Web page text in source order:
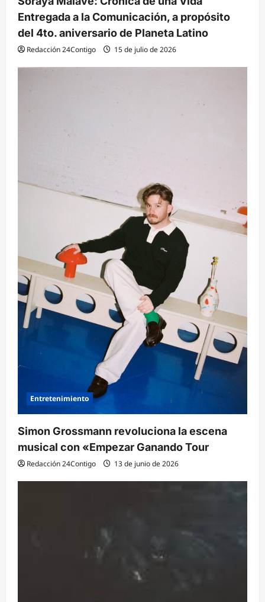
s
Entregada a la Comunicación, a propósito
del 4to. aniversario de Planeta Latino
Redacción 24Contigo 15 de julio de 2026
Entretenimiento
Simon Grossmann revoluciona la escena
musical con «Empezar Ganando Tour
Redacción 24Contigo 13 de junio de 2026